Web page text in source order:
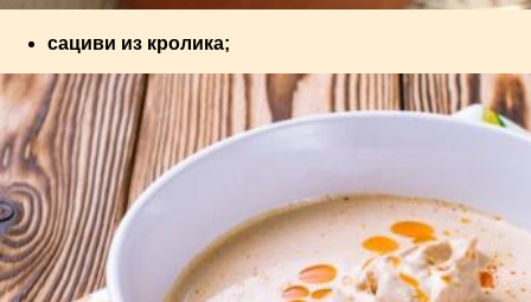
сациви из кролика;